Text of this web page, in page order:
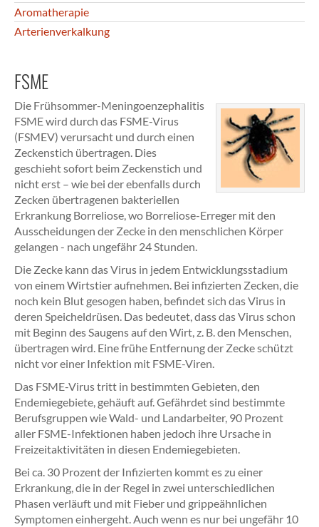
Aromatherapie
Arterienverkalkung
FSME
Die Frühsommer-Meningoenzephalitis
FSME wird durch das FSME-Virus
(FSMEV) verursacht und durch einen
Zeckenstich übertragen. Dies
geschieht sofort beim Zeckenstich und
nicht erst – wie bei der ebenfalls durch
Zecken übertragenen bakteriellen
Erkrankung Borreliose, wo Borreliose-Erreger mit den
Ausscheidungen der Zecke in den menschlichen Körper
gelangen - nach ungefähr 24 Stunden.
Die Zecke kann das Virus in jedem Entwicklungsstadium
von einem Wirtstier aufnehmen. Bei infizierten Zecken, die
noch kein Blut gesogen haben, befindet sich das Virus in
deren Speicheldrüsen. Das bedeutet, dass das Virus schon
mit Beginn des Saugens auf den Wirt, z. B. den Menschen,
übertragen wird. Eine frühe Entfernung der Zecke schützt
nicht vor einer Infektion mit FSME-Viren.
Das FSME-Virus tritt in bestimmten Gebieten, den
Endemiegebiete, gehäuft auf. Gefährdet sind bestimmte
Berufsgruppen wie Wald- und Landarbeiter, 90 Prozent
aller FSME-Infektionen haben jedoch ihre Ursache in
Freizeitaktivitäten in diesen Endemiegebieten.
Bei ca. 30 Prozent der Infizierten kommt es zu einer
Erkrankung, die in der Regel in zwei unterschiedlichen
Phasen verläuft und mit Fieber und grippeähnlichen
Symptomen einhergeht. Auch wenn es nur bei ungefähr 10